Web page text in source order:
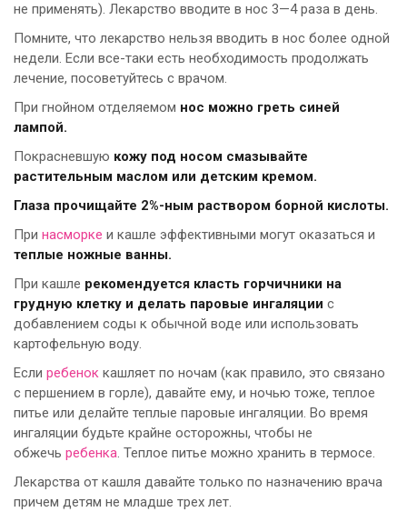
не применять). Лекарство вводите в нос 3—4 раза в день.
Помните, что лекарство нельзя вводить в нос более одной
недели. Если все-таки есть необходимость продолжать
лечение, посоветуйтесь с врачом.
При гнойном отделяемом нос можно греть синей
лампой.
Покрасневшую кожу под носом смазывайте
растительным маслом или детским кремом.
Глаза прочищайте 2%-ным раствором борной кислоты.
При насморке и кашле эффективными могут оказаться и
теплые ножные ванны.
При кашле рекомендуется класть горчичники на
грудную клетку и делать паровые ингаляции с
добавлением соды к обычной воде или использовать
картофельную воду.
Если ребенок кашляет по ночам (как правило, это связано
с першением в горле), давайте ему, и ночью тоже, теплое
питье или делайте теплые паровые ингаляции. Во время
ингаляции будьте крайне осторожны, чтобы не
обжечь ребенка. Теплое питье можно хранить в термосе.
Лекарства от кашля давайте только по назначению врача
причем детям не младше трех лет.